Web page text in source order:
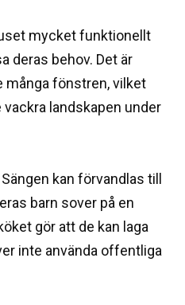
mycket funktionellt
deras behov. Det är
många fönstren, vilket
landskapen under
kan förvandlas till
barn sover på en
gör att de kan laga
inte använda offentliga